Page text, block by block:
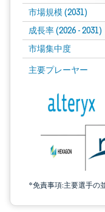
市場規模 (2031)
成長率 (2026 - 2031)
市場集中度
主要プレーヤー
*免責事項:主要選手の
画像 © Mordor